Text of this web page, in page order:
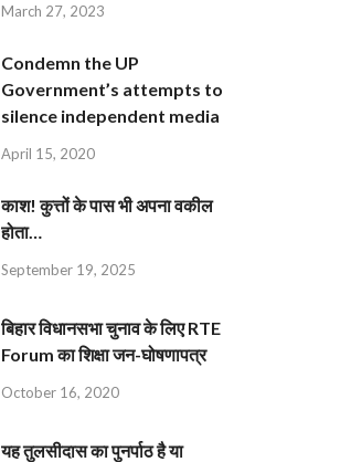
March 27, 2023
Condemn the UP
Government’s attempts to
silence independent media
April 15, 2020
काश! कुत्तों के पास भी अपना वकील
होता…
September 19, 2025
बिहार विधानसभा चुनाव के लिए RTE
Forum का शिक्षा जन-घोषणापत्र
October 16, 2020
यह तुलसीदास का पुनर्पाठ है या